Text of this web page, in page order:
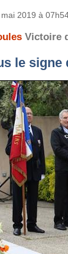
mai 2019 à
Victoire
le signe